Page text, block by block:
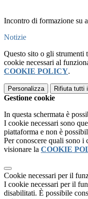
Incontro di formazione su
Notizie
Questo sito o gli strumenti
cookie necessari al
COOKIE POLICY.
Personalizza Rifiuta tutti
Gestione cookie
In questa schermata è
I cookie necessari sono
piattaforma e non è
Per conoscere quali sono i
visionare la COOKIE
Cookie necessari per il
I cookie necessari per il
disabilitati. È possibile